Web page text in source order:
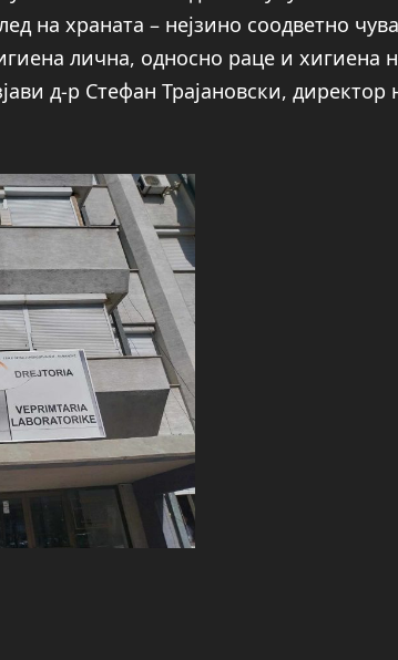
на храната – нејзино соодветно
лична, односно раце и хигиена
д-р Стефан Трајановски,